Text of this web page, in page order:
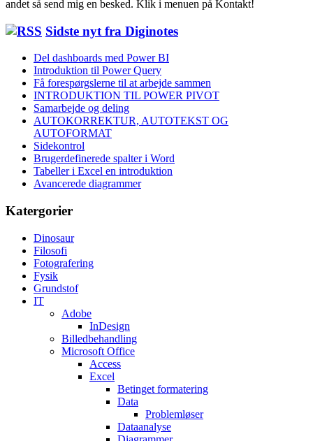
andet så send mig en besked. Klik i menuen på Kontakt!
Sidste nyt fra Diginotes
Del dashboards med Power BI
Introduktion til Power Query
Få forespørgslerne til at arbejde sammen
INTRODUKTION TIL POWER PIVOT
Samarbejde og deling
AUTOKORREKTUR, AUTOTEKST OG
AUTOFORMAT
Sidekontrol
Brugerdefinerede spalter i Word
Tabeller i Excel en introduktion
Avancerede diagrammer
Katergorier
Dinosaur
Filosofi
Fotografering
Fysik
Grundstof
IT
Adobe
InDesign
Billedbehandling
Microsoft Office
Access
Excel
Betinget formatering
Data
Problemløser
Dataanalyse